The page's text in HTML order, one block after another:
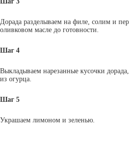
Дорада разделываем на филе, солим и
оливковом масле до готовности.
Шаг 4
Выкладываем нарезанные кусочки
из огурца.
Шаг 5
Украшаем лимоном и зеленью.